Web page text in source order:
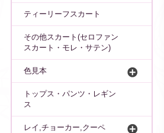
ティーリーフスカート
その他スカート(セロファン
スカート・モレ・サテン)
色見本
トップス・パンツ・レギン
ス
レイ,チョーカー,クーペ